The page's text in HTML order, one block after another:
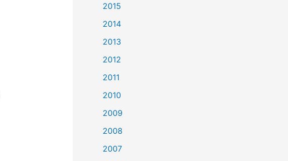
2015
2014
2013
2012
2011
2010
2009
2008
2007